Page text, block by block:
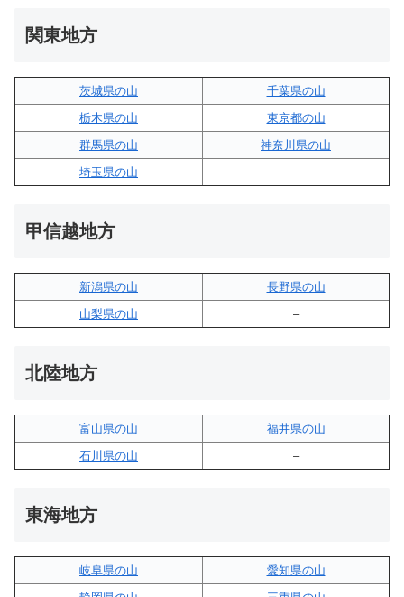
関東地方
茨城県の山
千葉県の山
栃木県の山
東京都の山
群馬県の山
神奈川県の山
埼玉県の山
–
甲信越地方
新潟県の山
長野県の山
山梨県の山
–
北陸地方
富山県の山
福井県の山
石川県の山
–
東海地方
岐阜県の山
愛知県の山